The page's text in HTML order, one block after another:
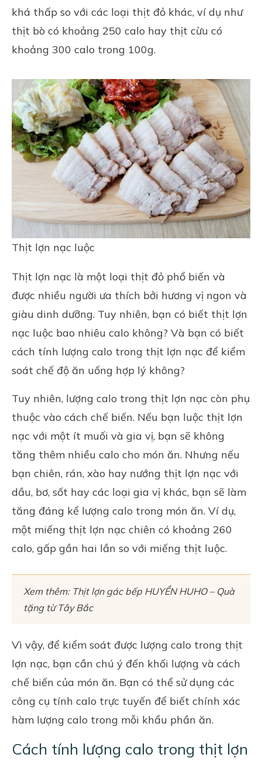
khá thấp so với các loại thịt đỏ khác, ví dụ như
thịt bò có khoảng 250 calo hay thịt cừu có
khoảng 300 calo trong 100g.
Thịt lợn nạc luộc
Thịt lợn nạc là một loại thịt đỏ phổ biến và
được nhiều người ưa thích bởi hương vị ngon và
giàu dinh dưỡng. Tuy nhiên, bạn có biết thịt lợn
nạc luộc bao nhiêu calo không? Và bạn có biết
cách tính lượng calo trong thịt lợn nạc để kiểm
soát chế độ ăn uống hợp lý không?
Tuy nhiên, lượng calo trong thịt lợn nạc còn phụ
thuộc vào cách chế biến. Nếu bạn luộc thịt lợn
nạc với một ít muối và gia vị, bạn sẽ không
tăng thêm nhiều calo cho món ăn. Nhưng nếu
bạn chiên, rán, xào hay nướng thịt lợn nạc với
dầu, bơ, sốt hay các loại gia vị khác, bạn sẽ làm
tăng đáng kể lượng calo trong món ăn. Ví dụ,
một miếng thịt lợn nạc chiên có khoảng 260
calo, gấp gần hai lần so với miếng thịt luộc.
Xem thêm: Thịt lợn gác bếp HUYỀN HUHO – Quà
tặng từ Tây Bắc
Vì vậy, để kiểm soát được lượng calo trong thịt
lợn nạc, bạn cần chú ý đến khối lượng và cách
chế biến của món ăn. Bạn có thể sử dụng các
công cụ tính calo trực tuyến để biết chính xác
hàm lượng calo trong mỗi khẩu phần ăn.
Cách tính lượng calo trong thịt lợn